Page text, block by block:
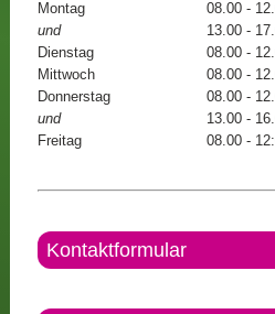
Montag
08.00 -
und
13.00 -
Dienstag
08.00 -
Mittwoch
08.00 -
Donnerstag
08.00 -
und
13.00 -
Freitag
08.00 -
Kontaktformular